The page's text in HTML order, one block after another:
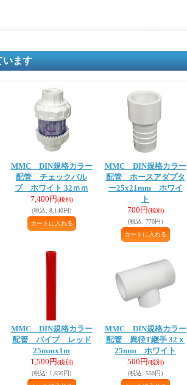
います
MMC DIN規格カラー
配管 チェックバル
ブ ホワイト 32ｍｍ
7,400円(税別)
(税込: 8,140円)
MMC DIN規格カラー
配管 ホースアダプタ
ー25x21mm ホワイ
ト
700円(税別)
(税込: 770円)
MMC DIN規格カラー
配管 パイプ レッド
25mmx1m
1,500円(税別)
(税込: 1,650円)
MMC DIN規格カラー
配管 異径T継手 32ｘ
25mm ホワイト
500円(税別)
(税込: 550円)